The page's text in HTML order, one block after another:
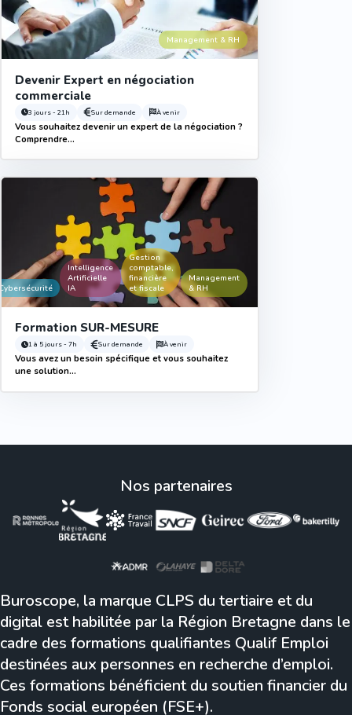
Management & RH
Devenir Expert en négociation
commerciale
3 jours - 21h Sur demande À venir
Vous souhaitez devenir un expert de la négociation ?
Comprendre...
Intelligence
Artificielle
IA
Gestion
comptable,
financière
et fiscale
Management
& RH
Formation SUR-MESURE
1 à 5 jours - 7h Sur demande À venir
Vous avez un besoin spécifique et vous souhaitez
une solution...
Nos partenaires
Buroscope, la marque CLPS du tertiaire et du
digital est habilitée par la Région Bretagne dans le
cadre des formations qualifiantes Qualif Emploi
destinées aux personnes en recherche d’emploi.
Ces formations bénéficient du soutien financier du
Fonds social européen (FSE+).